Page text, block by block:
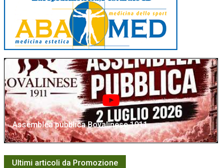
Assemblea pubblica Bovalinese 1911
Ultimi articoli da Promozione